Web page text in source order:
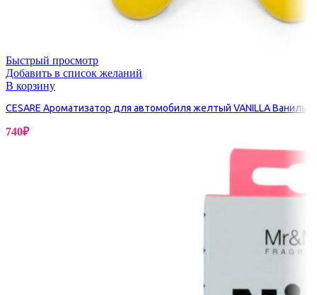
Быстрый просмотр
Добавить в список желаний
В корзину
CESARE Ароматизатор для автомобиля желтый VANILLA Ваниль
740₽